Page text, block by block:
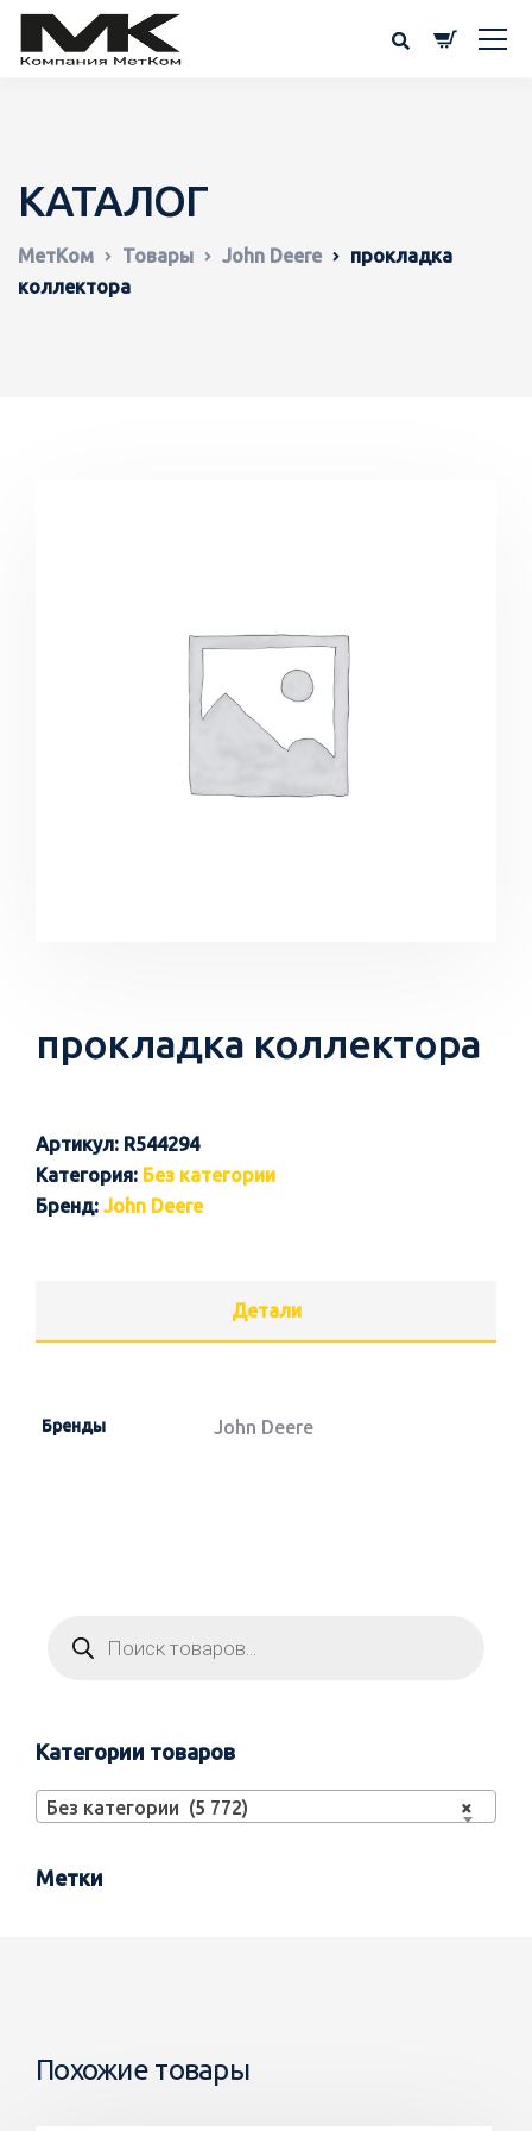
КАТАЛОГ
МетКом Товары John Deere
прокладка
коллектора
прокладка коллектора
Артикул: R544294
Категория: Без категории
Бренд: John Deere
Детали
Бренды John Deere
Категории товаров
×
Без категории (5 772)
Метки
Похожие товары